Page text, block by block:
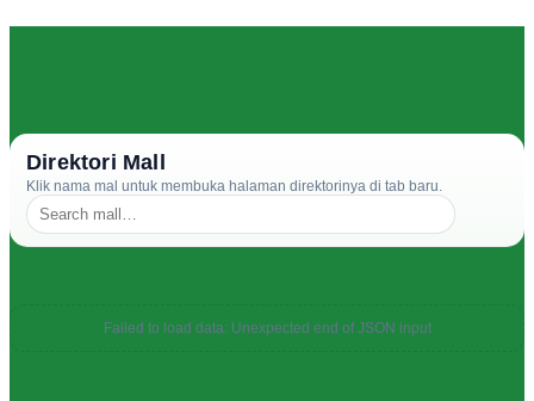
Direktori Mall
Klik nama mal untuk membuka halaman direktorinya di tab baru.
Failed to load data: Unexpected end of JSON input